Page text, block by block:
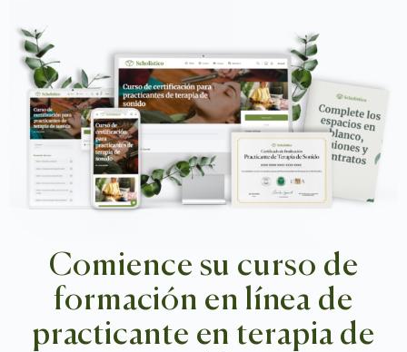
Comience su curso de
formación en línea de
practicante en terapia de